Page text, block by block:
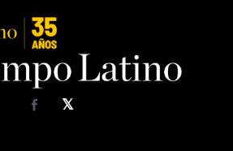
𝕏
Facebook